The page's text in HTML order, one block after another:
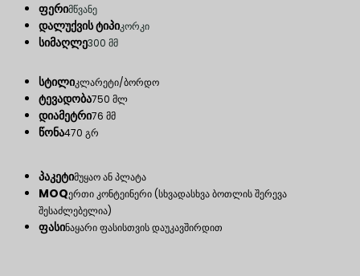
ფერიმწვანე
დალუქვის ტიპიკორკი
სიმაღლე300 მმ
სტილიკლარეტი/ბორდო
ტევადობა750 მლ
დიამეტრი76 მმ
წონა470 გრ
პაკეტიმუყაო ან პლატა
MOQერთი კონტეინერი (სხვადასხვა ბოთლის შერევა
შესაძლებელია)
ფასინაყარი ფასისთვის დაუკავშირდით